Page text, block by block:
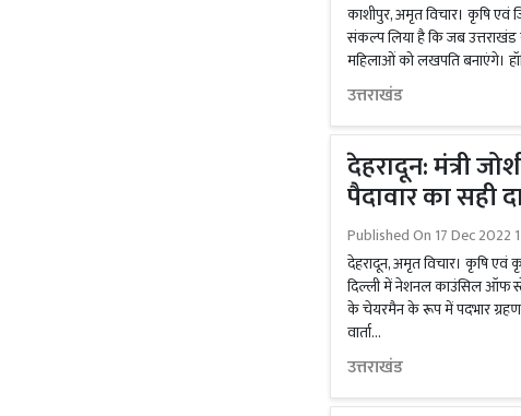
काशीपुर, अमृत विचार। कृषि एवं
संकल्प लिया है कि जब उत्तराखंड
महिलाओं को लखपति बनाएंगे।
उत्तराखंड
देहरादून: मंत्री
पैदावार का सही
Published On 17 Dec 2022
देहरादून, अमृत विचार। कृषि एवं
दिल्ली में नेशनल काउंसिल ऑफ
के चेयरमैन के रूप में पदभार ग्रहण
वार्ता...
उत्तराखंड